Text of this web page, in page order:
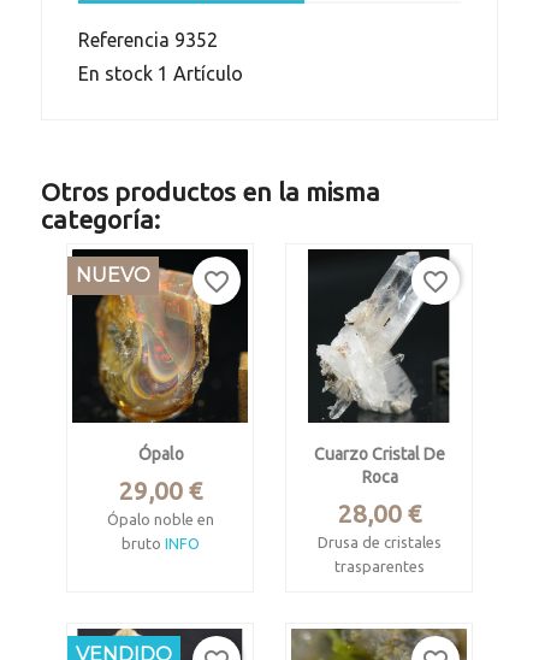
Referencia 9352
En stock 1 Artículo
Otros productos en la misma
categoría:
Ópalo
Precio
29,00 €
Ópalo noble en
bruto INFO
Pieza de 2.7 x 2.3 x
NUEVO favorite_border
Cuarzo Cristal De
Roca
Precio
28,00 €
Drusa de cristales
trasparentes
Boyacá, Colombia
favorite_border
VENDIDO